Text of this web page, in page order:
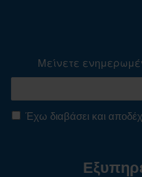
Μείνετε
Έχω διαβάσει και